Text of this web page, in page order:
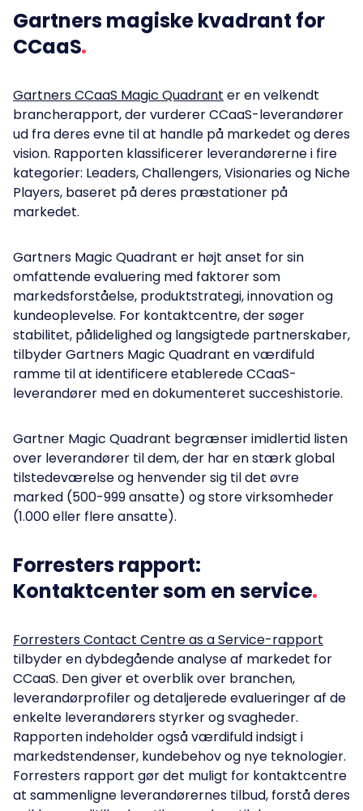
Gartners magiske kvadrant for
CCaaS
Gartners CCaaS Magic Quadrant er en velkendt
brancherapport, der vurderer CCaaS-leverandører
ud fra deres evne til at handle på markedet og deres
vision. Rapporten klassificerer leverandørerne i fire
kategorier: Leaders, Challengers, Visionaries og Niche
Players, baseret på deres præstationer på
markedet.
Gartners Magic Quadrant er højt anset for sin
omfattende evaluering med faktorer som
markedsforståelse, produktstrategi, innovation og
kundeoplevelse. For kontaktcentre, der søger
stabilitet, pålidelighed og langsigtede partnerskaber,
tilbyder Gartners Magic Quadrant en værdifuld
ramme til at identificere etablerede CCaaS-
leverandører med en dokumenteret succeshistorie.
Gartner Magic Quadrant begrænser imidlertid listen
over leverandører til dem, der har en stærk global
tilstedeværelse og henvender sig til det øvre
marked (500-999 ansatte) og store virksomheder
(1.000 eller flere ansatte).
Forresters rapport:
Kontaktcenter som en service
Forresters Contact Centre as a Service-rapport
tilbyder en dybdegående analyse af markedet for
CCaaS. Den giver et overblik over branchen,
leverandørprofiler og detaljerede evalueringer af de
enkelte leverandørers styrker og svagheder.
Rapporten indeholder også værdifuld indsigt i
markedstendenser, kundebehov og nye teknologier.
Forresters rapport gør det muligt for kontaktcentre
at sammenligne leverandørernes tilbud, forstå deres